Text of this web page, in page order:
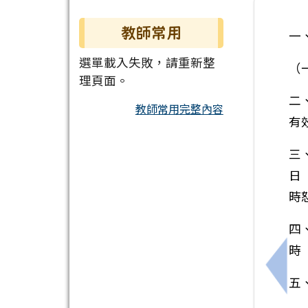
教師常用
選單載入失敗，請重新整
理頁面。
教師常用完整內容
上一
一
二
有
三
日
時
四
時
五